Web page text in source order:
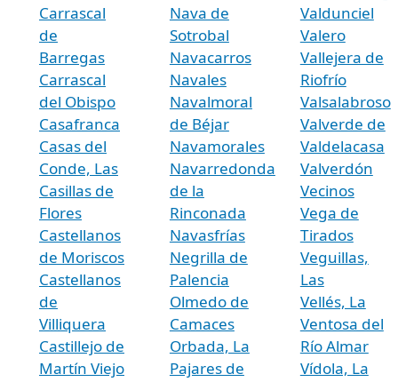
Carrascal
de
Barregas
Carrascal
del Obispo
Casafranca
Casas del
Conde, Las
Casillas de
Flores
Castellanos
de Moriscos
Castellanos
de
Villiquera
Castillejo de
Martín Viejo
Nava de
Sotrobal
Navacarros
Navales
Navalmoral
de Béjar
Navamorales
Navarredonda
de la
Rinconada
Navasfrías
Negrilla de
Palencia
Olmedo de
Camaces
Orbada, La
Pajares de
Valdunciel
Valero
Vallejera de
Riofrío
Valsalabroso
Valverde de
Valdelacasa
Valverdón
Vecinos
Vega de
Tirados
Veguillas,
Las
Vellés, La
Ventosa del
Río Almar
Vídola, La